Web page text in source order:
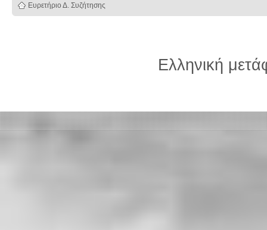
Ευρετήριο Δ. Συζήτησης
Ελληνική